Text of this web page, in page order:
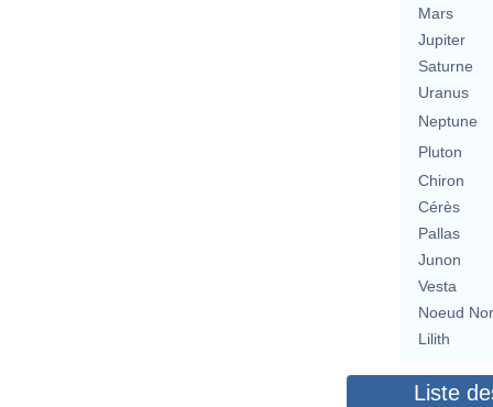
Mars
Jupiter
Saturne
Uranus
Neptune
Pluton
Chiron
Cérès
Pallas
Junon
Vesta
Noeud
Lilith
Liste